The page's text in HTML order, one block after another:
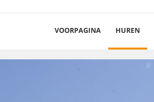
VOORPAGINA HUREN